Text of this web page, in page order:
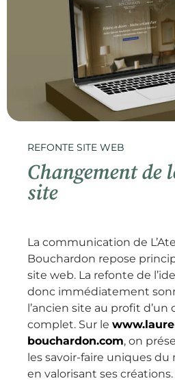
REFONTE SITE WEB
Changement de
site
La communication de
Bouchardon repose
site web. La refonte de
donc immédiatement
l’ancien site au profit
complet. Sur le
bouchardon.com, on
les savoir-faire uniques
en valorisant ses